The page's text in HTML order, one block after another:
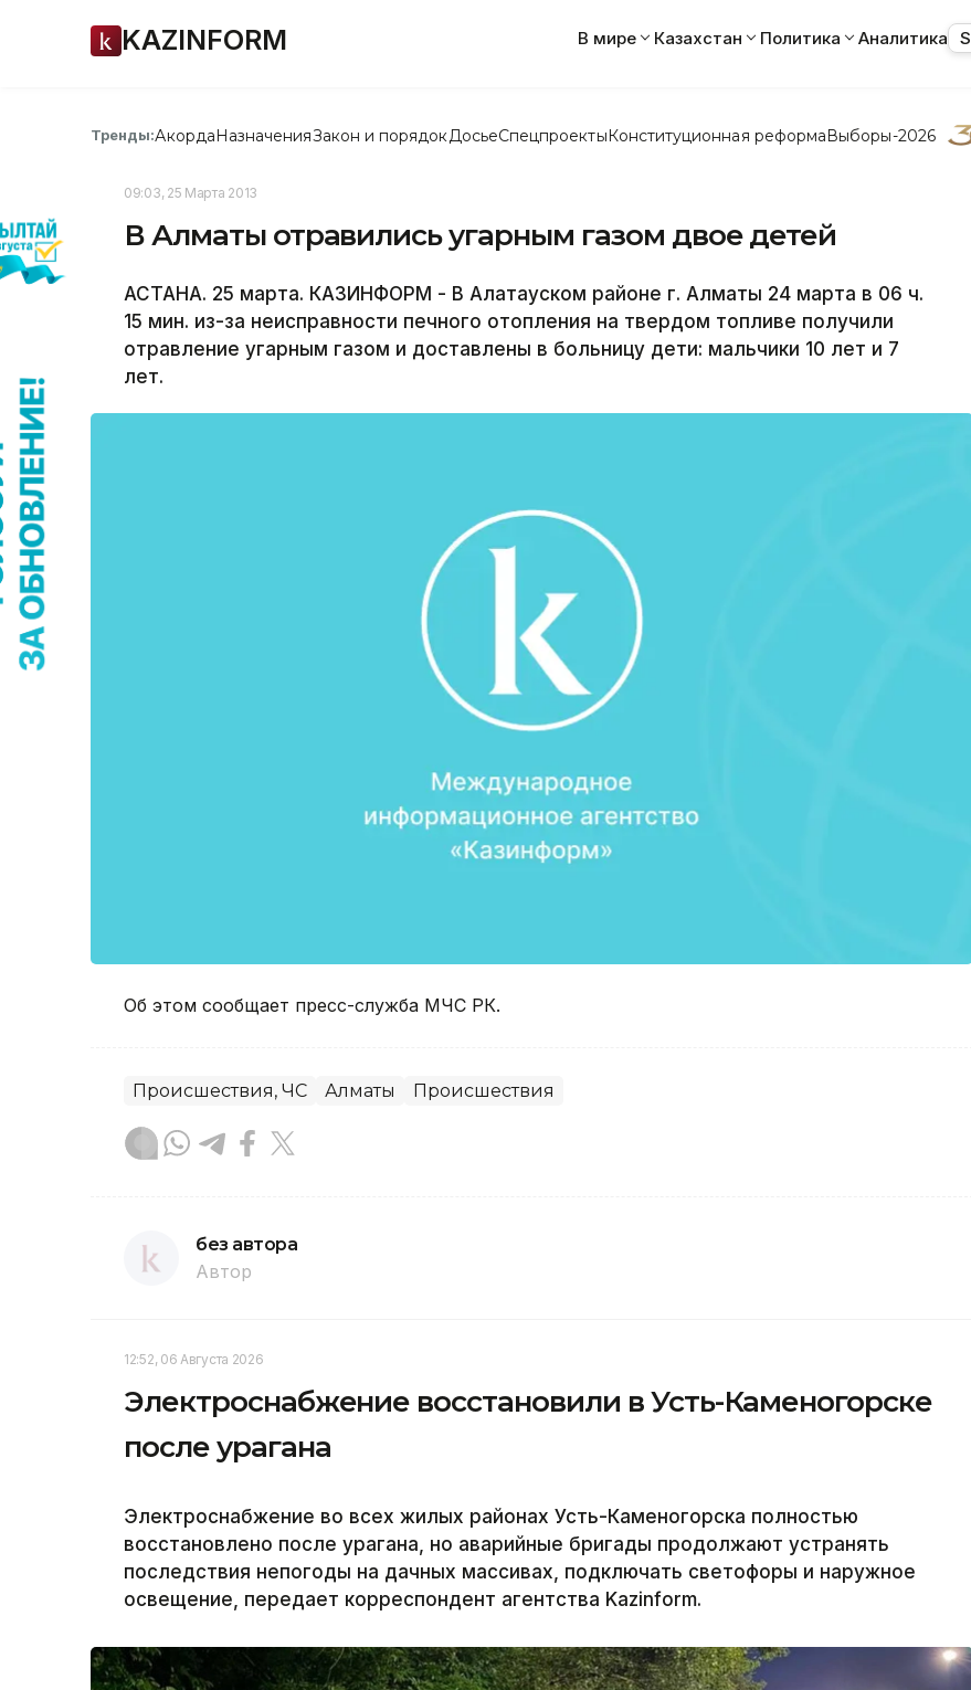
KAZINFORM В мире Казахстан Политика Аналитика
Тренды:АкордаНазначенияЗакон и порядок ДосьеСпецпроектыКонституционная реформаВыборы-2026
09:03, 25 Марта 2013
В Алматы отравились угарным газом двое детей
АСТАНА. 25 марта. КАЗИНФОРМ - В Алатауском районе г. Алматы 24 марта в 06 ч.
15 мин. из-за неисправности печного отопления на твердом топливе получили
отравление угарным газом и доставлены в больницу дети: мальчики 10 лет и 7
лет.
Об этом сообщает пресс-служба МЧС РК.
Происшествия, ЧС Алматы Происшествия
без автора
Автор
12:52, 06 Августа 2026
Электроснабжение восстановили в Усть-Каменогорске
после урагана
Электроснабжение во всех жилых районах Усть-Каменогорска полностью
восстановлено после урагана, но аварийные бригады продолжают устранять
последствия непогоды на дачных массивах, подключать светофоры и наружное
освещение, передает корреспондент агентства Kazinform.